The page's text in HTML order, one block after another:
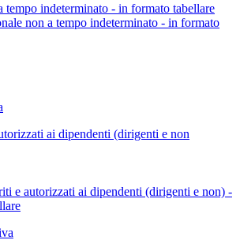
tempo indeterminato - in formato tabellare
non a tempo indeterminato - in formato
ai dipendenti (dirigenti e non
e autorizzati ai dipendenti (dirigenti e non) -